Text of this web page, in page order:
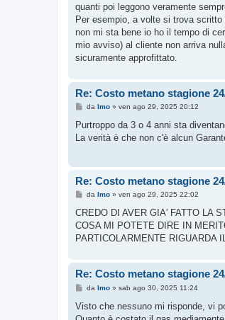
quanti poi leggono veramente
Per esempio, a volte si trova
non mi sta bene io ho il tempo di
mio avviso) al cliente non arriva
sicuramente approfittato.
Re: Costo metano stagione
M
s
a
i
da Imo» ven ago 29, 2025 20:12
Purtroppo da 3 o 4 anni sta
La verità è che non c'è alcun
Re: Costo metano stagione
M
s
a
g
o
da Imo» ven ago 29, 2025 22:02
CREDO DI AVER GIA' FATTO LA
COSA MI POTETE DIRE IN
PARTICOLARMENTE RIGUARDA
Re: Costo metano stagione
M
s
da Imo» sab ago 30, 2025 11:24
Visto che nessuno mi risponde, vi